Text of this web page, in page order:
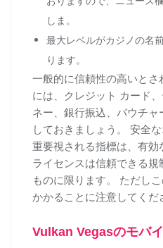
しま。
最大レベルがカジノの名
ります。
一般的に信頼性の高いと
には、クレジット カード
ネー、銀行振込、バウチ
しておきましょう。 安全
重要視される指標は、有
ライセンスは信頼できる
ものに限ります。 ただし
かかることに注意してくだ
Vulkan Vegasのモバ